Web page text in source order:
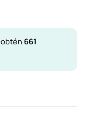
obtén661